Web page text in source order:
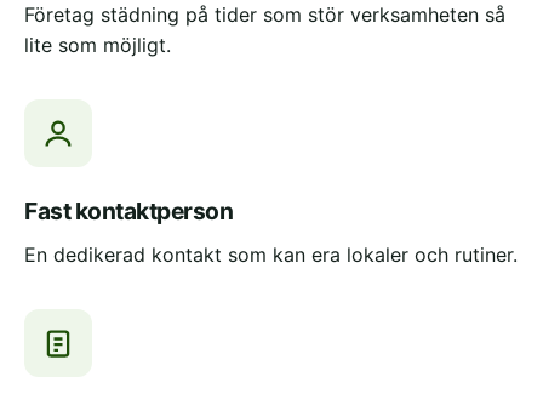
Företag städning på tider som stör verksamheten så
lite som möjligt.
Fast kontaktperson
En dedikerad kontakt som kan era lokaler och rutiner.